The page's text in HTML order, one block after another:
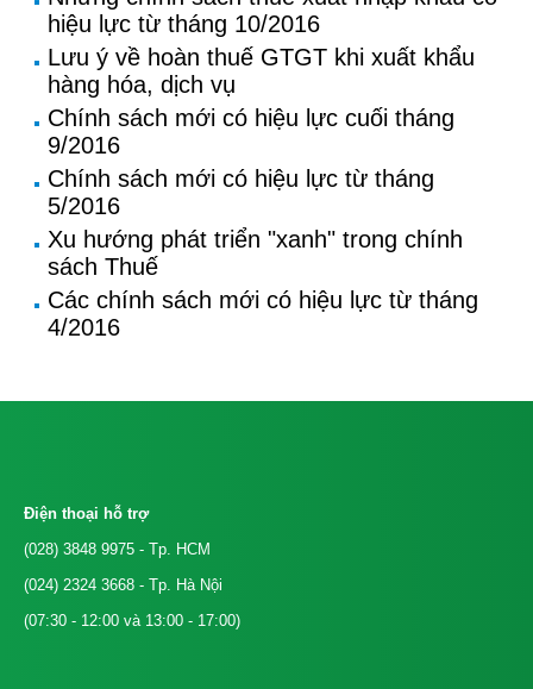
hiệu lực từ tháng 10/2016
Lưu ý về hoàn thuế GTGT khi xuất khẩu
hàng hóa, dịch vụ
Chính sách mới có hiệu lực cuối tháng
9/2016
Chính sách mới có hiệu lực từ tháng
5/2016
Xu hướng phát triển "xanh" trong chính
sách Thuế
Các chính sách mới có hiệu lực từ tháng
4/2016
Điện thoại hỗ trợ
(028) 3848 9975 - Tp. HCM
(024) 2324 3668 - Tp. Hà Nội
(07:30 - 12:00 và 13:00 - 17:00)